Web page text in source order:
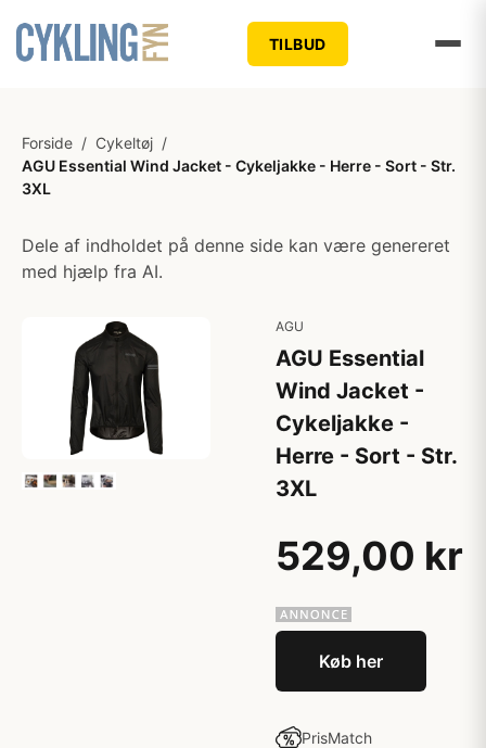
TILBUD
Forside / Cykeltøj /
AGU Essential Wind Jacket - Cykeljakke - Herre - Sort - Str.
3XL
Dele af indholdet på denne side kan være genereret
med hjælp fra AI.
AGU
AGU Essential
Wind Jacket -
Cykeljakke -
Herre - Sort - Str.
3XL
529,00 kr
Køb her
PrisMatch